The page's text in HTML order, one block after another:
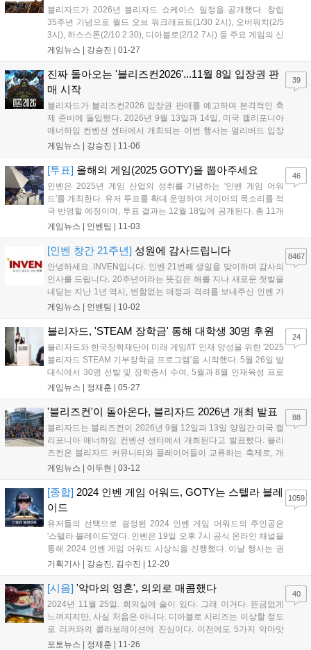
블리자드가 2026년 블리자드 쇼케이스 일정을 공개했다. 창립
35주년 기념으로 월드 오브 워크래프트(1/30 2시), 오버워치(2/5
3시), 하스스톤(2/10 2:30), 디아블로(2/12 7시) 등 주요 게임의 신
규 업데이트를 발표한다. 9월 블리즈컨 복귀도 예고했다....
게임뉴스 | 강승진 01-27
진짜 돌아오는 '블리즈컨2026'...11월 8일 입장권 판
매 시작
블리자드가 블리즈컨2026 입장권 판매를 예고하며 본격적인 축
제 준비에 돌입했다. 2026년 9월 13일과 14일, 미국 캘리포니아
애너하임 컨벤션 센터에서 개최되는 이번 행사는 얼리버드 입장
권이 11월 8일부터 10일까지 판매되며, 일반 입장권은 11월 19
등 다양한 이벤트와 함께 다크문 축제, 자선의 밤 등 지난 행사들
의 주요 프로그램도 다시 선보일 예정이다....
게임뉴스 | 강승진 11-06
39
[투표] 올해의 게임(2025 GOTY)을 뽑아주세요
인벤은 2025년 게임 산업의 성취를 기념하는 '인벤 게임 어워
드'를 개최한다. 유저 투표를 확대 운영하여 게이머의 목소리를 적
극 반영할 예정이며, 투표 결과는 12월 18일에 공개된다. 총 11개
부문에서 유저 투표로 수상작을 결정하며, '올해의 게임'과 '최고
지 진행되며, 참여자에게는 추첨을 통해 경품을 제공하는 이벤트
도 진행한다....
게임뉴스 | 인벤팀 11-03
46
[인벤 창간 21주년] 성원에 감사드립니다
안녕하세요. INVEN입니다. 인벤 21번째 생일을 맞이하며 감사의
인사를 드립니다. 20주년이라는 뜻깊은 해를 지나 새로운 첫발을
내딛는 지난 1년 역시, 변함없는 애정과 격려를 보내주신 인벤 가
족 분들이 계셨기에 가능했습니다. 지난 20년간 게임산업계는 대
속도가 더욱 빨라질 것을 실감하게 합...
게임뉴스 | 인벤팀 10-02
8467
블리자드, 'STEAM 장학금' 통해 대학생 30명 후원
블리자드와 한국장학재단이 미래 게임/IT 인재 양성을 위한 '2025
블리자드 STEAM 기부장학금 프로그램'을 시작했다. 5월 26일 발
대식에서 30명 선발 및 장학증서 수여, 5월과 8월 인재육성 프로
그램 진행 등 구체적 일정도 포함됐다....
게임뉴스 | 정재훈 05-27
24
'블리즈컨'이 돌아온다, 블리자드 2026년 개최 발표
블리자드는 블리즈컨이 2026년 9월 12일과 13일 양일간 미국 캘
리포니아 애너하임 컨벤션 센터에서 개최된다고 발표했다. 블리
즈컨은 블리자드 커뮤니티와 플레이어들이 교류하는 축제로, 개
막식, 패널, 다크문 축제, 친선 대회, 게임 시연 등 다양한 프로그
수 있다....
게임뉴스 | 이두현 03-12
88
[종합] 2024 인벤 게임 어워드, GOTY는 스텔라 블레
이드
유저들의 선택으로 결정된 2024 인벤 게임 어워드의 주인공은
'스텔라 블레이드'였다. 인벤은 19일 오후 7시 공식 온라인 채널을
통해 2024 인벤 게임 어워드 시상식을 진행했다. 이날 행사는 권
이슬 아나운서, 인플루언서 인간젤리, 인벤 김수진 기자가 총 13
워드는 올해 비경쟁 부문 '...
기획기사 | 강승진, 김수진 12-20
1059
[시음] '악마의 영혼', 의외로 매콤했다
2024년 11월 25일. 회의실에 술이 있다. 그래 이거다. 뜬금없게
느껴지지만, 사실 처음은 아니다. 디아블로 시리즈는 이상할 정도
로 리커와의 콜라보레이션에 진심이다. 이전에도 5가지 악마맛
맥주가 배달 온 적이 있으니까. 몇몇 기자들이 살짝 욕심을 냈지
포토뉴스 | 정재훈 11-26
40